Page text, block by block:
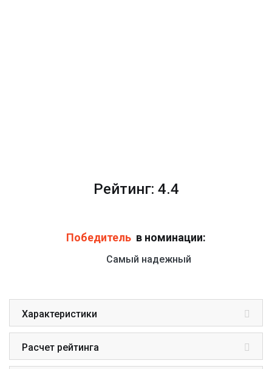
Рейтинг: 4.4
Победитель в номинации:
Самый надежный
Характеристики
Расчет рейтинга